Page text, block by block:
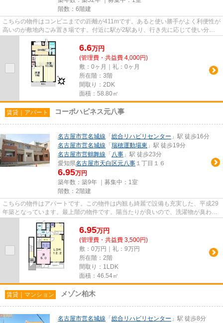
階数：6階建
こちらの物件はコンビニまでの距離が411mです。あると使い勝手がよく利便性が
高いのが敷地内ごみ置き場です。付近に駅が2駅あり、行き先に応じて使い分け
ができます。風通しのよさが魅...
6.6万円
(管理費・共益費 4,000円)
敷：0ヶ月｜礼：0ヶ月
所在階：3階
間取り：2DK
面積：58.80㎡
賃貸｜アパート コーポハピネス元八事
名古屋市営名城線 「 総合リハビリセンター 」駅 徒歩16分
名古屋市営名城線 「 瑞穂運動場東 」駅 徒歩19分
名古屋市営鶴舞線 「 八事 」駅 徒歩23分
愛知県名古屋市天白区元八事 １丁目１６
6.95万円
築年数：築9年 ｜募集中： 1室
階数：2階建
こちらの物件はアパートです。この物件は内観も綺麗で設備も充実した、平成29
年築となっています。最上階の物件です。陽当たりが良いので、洗濯物が臭わず
に乾きます。当社には、豊富...
6.95万円
(管理費・共益費 3,500円)
敷：0万円｜礼：9万円
所在階：2階
間取り：1LDK
面積：46.54㎡
賃貸｜マンション メゾン柏木
名古屋市営名城線 「 総合リハビリセンター 」駅 徒歩8分